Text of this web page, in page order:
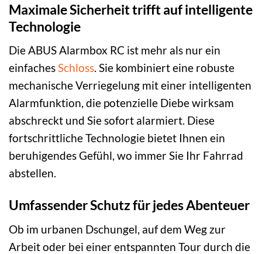
Maximale Sicherheit trifft auf intelligente
Technologie
Die ABUS Alarmbox RC ist mehr als nur ein
einfachesSchloss. Sie kombiniert eine robuste
mechanische Verriegelung mit einer intelligenten
Alarmfunktion, die potenzielle Diebe wirksam
abschreckt und Sie sofort alarmiert. Diese
fortschrittliche Technologie bietet Ihnen ein
beruhigendes Gefühl, wo immer Sie Ihr Fahrrad
abstellen.
Umfassender Schutz für jedes Abenteuer
Ob im urbanen Dschungel, auf dem Weg zur
Arbeit oder bei einer entspannten Tour durch die